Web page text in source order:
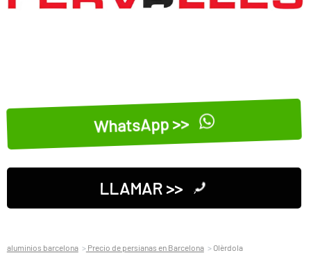
WhatsApp >>
LLAMAR >>
aluminios barcelona Precio de persianas en Barcelona Olèrdola